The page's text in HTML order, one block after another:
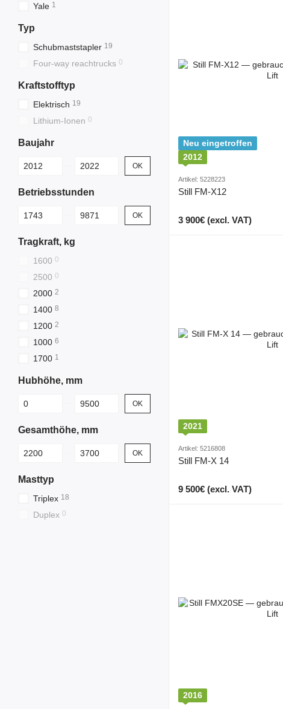
Neu eingetroffen
2012
Artikel: 5228223
Still FM-X12
3 900€ (excl. VAT)
2021
Artikel: 5216808
Still FM-X 14
9 500€ (excl. VAT)
2016
Yale 1
Typ
Schubmaststapler 19
Four-way reachtrucks 0
Kraftstofftyp
Elektrisch 19
Lithium-Ionen 0
Baujahr
От Baujahr
До Baujahr OK
Betriebsstunden
От Betriebsstunden
До Betriebsstunden OK
Tragkraft, kg
1600 0
2500 0
2000 2
1400 8
1200 2
1000 6
1700 1
Hubhöhe, mm
От Hubhöhe, mm
До Hubhöhe, mm OK
Gesamthöhe, mm
От Gesamthöhe, mm
До Gesamthöhe, mm OK
Masttyp
Triplex 18
Duplex 0